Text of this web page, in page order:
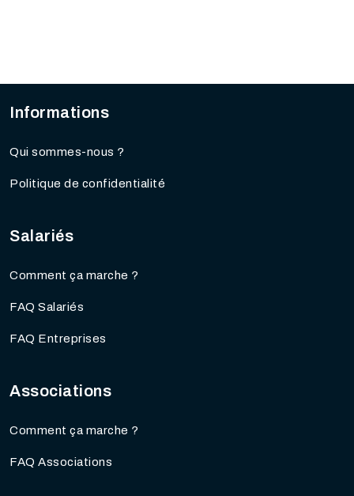
Informations
Qui sommes-nous ?
Politique de confidentialité
Salariés
Comment ça marche ?
FAQ Salariés
FAQ Entreprises
Associations
Comment ça marche ?
FAQ Associations